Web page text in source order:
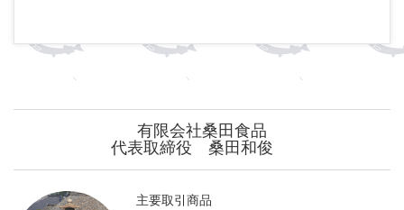
有限会社桑田食品
代表取締役 桑田和俊
主要取引商品